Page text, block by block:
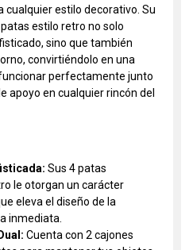
cualquier estilo decorativo. Su
estilo retro no solo
sino que también
convirtiéndolo en una
perfectamente junto
apoyo en cualquier rincón del
Sus 4 patas
le otorgan un carácter
eleva el diseño de la
inmediata.
Cuenta con 2 cajones